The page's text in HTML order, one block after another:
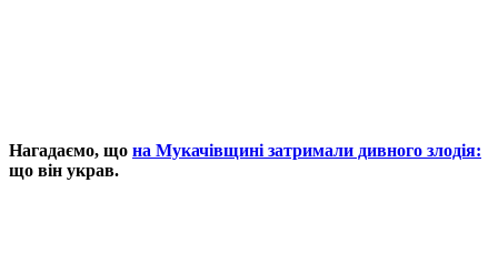
Нагадаємо, що на Мукачівщині затримали дивного злодія:
що він украв.